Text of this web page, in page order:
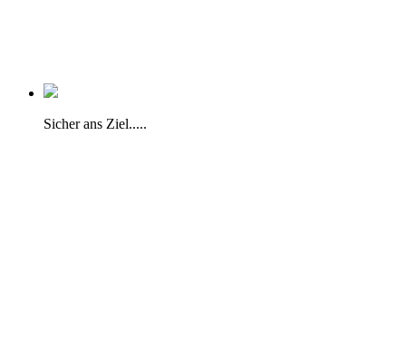
Sicher ans Ziel.....